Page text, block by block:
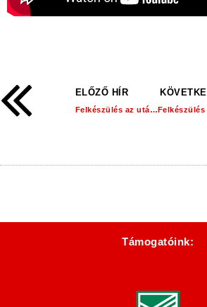
ELŐZŐ HÍR
Felkészülés az utánpótlásban: U9!
Támogatóink: